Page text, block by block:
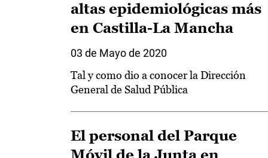
altas epidemiológicas más
en Castilla-La Mancha
03 de Mayo de 2020
Tal y como dio a conocer la Dirección
General de Salud Pública
El personal del Parque
Móvil de la Junta en